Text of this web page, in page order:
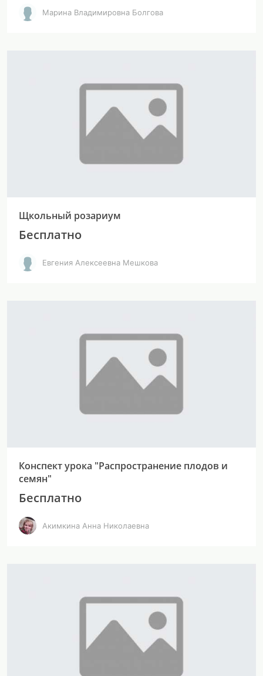
Марина Владимировна Болгова
Щкольный розариум
Бесплатно
Евгения Алексеевна Мешкова
Конспект урока "Распространение плодов и
семян"
Бесплатно
Акимкина Анна Николаевна